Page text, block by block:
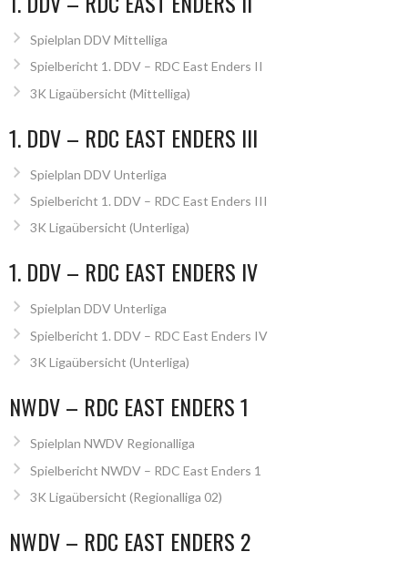
Spielplan DDV Mittelliga
Spielbericht 1. DDV – RDC East Enders II
3K Ligaübersicht (Mittelliga)
1. DDV – RDC EAST ENDERS III
Spielplan DDV Unterliga
Spielbericht 1. DDV – RDC East Enders III
3K Ligaübersicht (Unterliga)
1. DDV – RDC EAST ENDERS IV
Spielplan DDV Unterliga
Spielbericht 1. DDV – RDC East Enders IV
3K Ligaübersicht (Unterliga)
NWDV – RDC EAST ENDERS 1
Spielplan NWDV Regionalliga
Spielbericht NWDV – RDC East Enders 1
3K Ligaübersicht (Regionalliga 02)
NWDV – RDC EAST ENDERS 2